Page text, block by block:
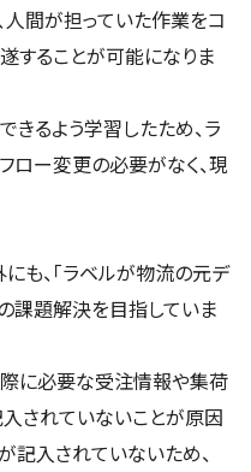
人間が担っていた作業をコ
することが可能になりま
きるよう学習したため、ラ
ー変更の必要がなく、現
も、「ラベルが物流の元デ
課題解決を目指していま
に必要な受注情報や集荷
されていないことが原因
記入されていないため、